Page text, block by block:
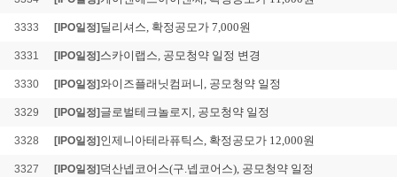
3333 [IPO일정] 딜리셔스, 확정공모가 7,000원
3331 [IPO일정] 스카이랩스, 공모청약 일정 변경
3330 [IPO일정]와이즈플래닛컴퍼니, 공모청약 일정
3329 [IPO일정] 글로벌테크놀로지, 공모청약 일정
3328 [IPO일정] 인제니아테라퓨틱스, 확정공모가 12,000원
3327 [IPO일정] 덕산넵코어스(구.넵코어스), 공모청약 일정